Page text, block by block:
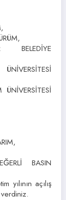
BELEDİYE
BASIN
yılının açılış